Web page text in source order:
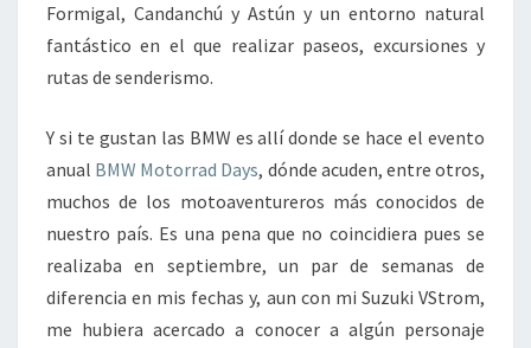
Formigal, Candanchú y Astún y un entorno natural
fantástico en el que realizar paseos, excursiones y
rutas de senderismo.
Y si te gustan las BMW es allí donde se hace el evento
anual BMW Motorrad Days, dónde acuden, entre otros,
muchos de los motoaventureros más conocidos de
nuestro país. Es una pena que no coincidiera pues se
realizaba en septiembre, un par de semanas de
diferencia en mis fechas y, aun con mi Suzuki VStrom,
me hubiera acercado a conocer a algún personaje